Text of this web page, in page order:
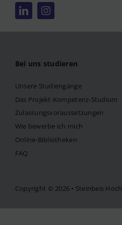
Bei uns studieren
Unsere Studiengänge
Das Projekt-Kompetenz-Studium
Zulassungsvoraussetzungen
Wie bewerbe ich mich
Online-Bibliotheken
FAQ
Copyright © 2026 • Steinbeis